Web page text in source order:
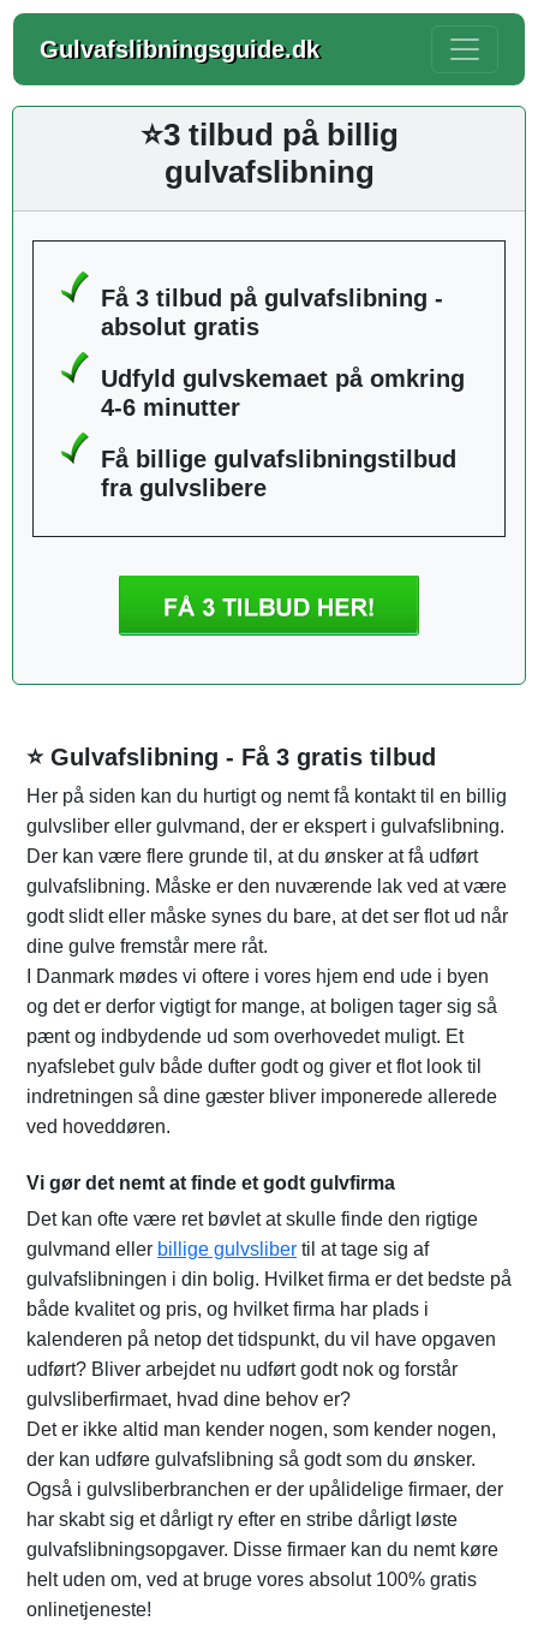
Gulvafslibningsguide.dk
⭐3 tilbud på billig
gulvafslibning
Få 3 tilbud på gulvafslibning -
absolut gratis
Udfyld gulvskemaet på omkring
4-6 minutter
Få billige gulvafslibningstilbud
fra gulvslibere
⭐ Gulvafslibning - Få 3 gratis tilbud
Her på siden kan du hurtigt og nemt få kontakt til en billig
gulvsliber eller gulvmand, der er ekspert i gulvafslibning.
Der kan være flere grunde til, at du ønsker at få udført
gulvafslibning. Måske er den nuværende lak ved at være
godt slidt eller måske synes du bare, at det ser flot ud når
dine gulve fremstår mere råt.
I Danmark mødes vi oftere i vores hjem end ude i byen
og det er derfor vigtigt for mange, at boligen tager sig så
pænt og indbydende ud som overhovedet muligt. Et
nyafslebet gulv både dufter godt og giver et flot look til
indretningen så dine gæster bliver imponerede allerede
ved hoveddøren.
Vi gør det nemt at finde et godt gulvfirma
Det kan ofte være ret bøvlet at skulle finde den rigtige
gulvmand eller billige gulvsliber til at tage sig af
gulvafslibningen i din bolig. Hvilket firma er det bedste på
både kvalitet og pris, og hvilket firma har plads i
kalenderen på netop det tidspunkt, du vil have opgaven
udført? Bliver arbejdet nu udført godt nok og forstår
gulvsliberfirmaet, hvad dine behov er?
Det er ikke altid man kender nogen, som kender nogen,
der kan udføre gulvafslibning så godt som du ønsker.
Også i gulvsliberbranchen er der upålidelige firmaer, der
har skabt sig et dårligt ry efter en stribe dårligt løste
gulvafslibningsopgaver. Disse firmaer kan du nemt køre
helt uden om, ved at bruge vores absolut 100% gratis
onlinetjeneste!